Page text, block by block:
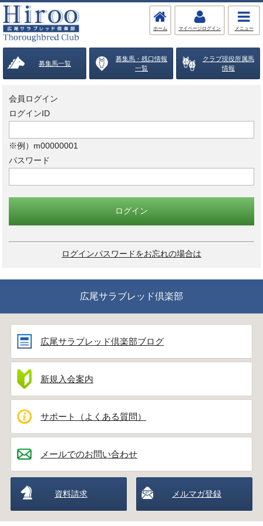
ホーム マイページログイン メニュー
募集馬一覧
募集馬・残口情報
一覧
クラブ現役所属馬
情報
会員ログイン
ログインID
※例）m00000001
パスワード
ログインパスワードをお忘れの場合は
広尾サラブレッド倶楽部
広尾サラブレッド倶楽部ブログ
新規入会案内
サポート（よくある質問）
メールでのお問い合わせ
資料請求 メルマガ登録